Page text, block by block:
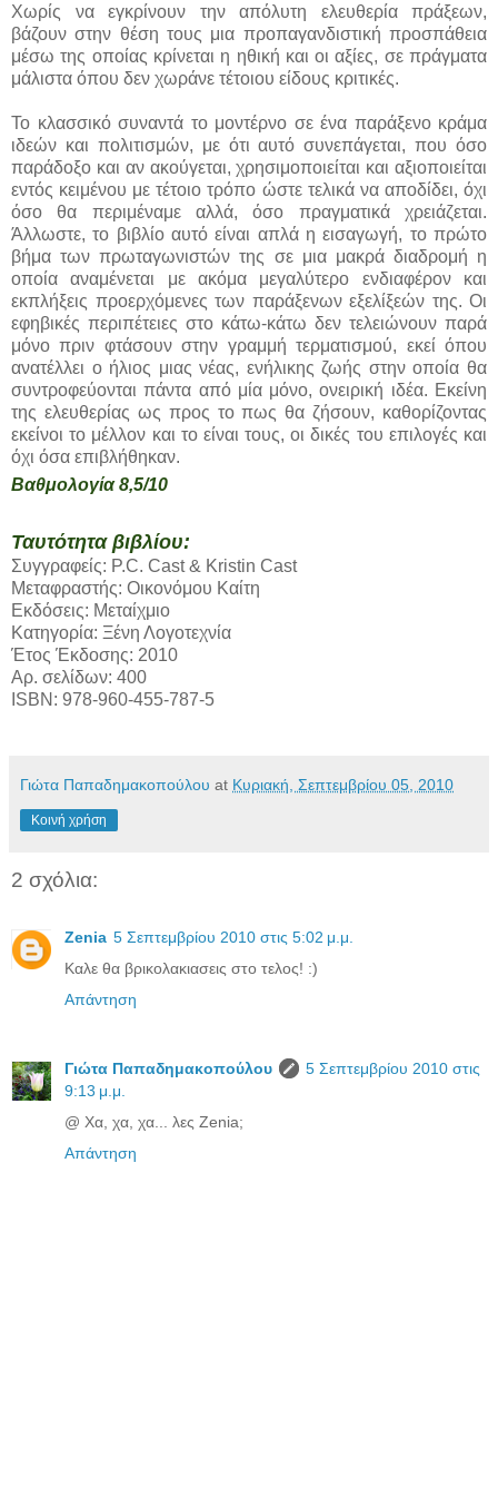
Χωρίς να εγκρίνουν την απόλυτη ελευθερία πράξεων,
βάζουν στην θέση τους μια προπαγανδιστική προσπάθεια
μέσω της οποίας κρίνεται η ηθική και οι αξίες, σε πράγματα
μάλιστα όπου δεν χωράνε τέτοιου είδους κριτικές.
Το κλασσικό συναντά το μοντέρνο σε ένα παράξενο κράμα
ιδεών και πολιτισμών, με ότι αυτό συνεπάγεται, που όσο
παράδοξο και αν ακούγεται, χρησιμοποιείται και αξιοποιείται
εντός κειμένου με τέτοιο τρόπο ώστε τελικά να αποδίδει, όχι
όσο θα περιμέναμε αλλά, όσο πραγματικά χρειάζεται.
Άλλωστε, το βιβλίο αυτό είναι απλά η εισαγωγή, το πρώτο
βήμα των πρωταγωνιστών της σε μια μακρά διαδρομή η
οποία αναμένεται με ακόμα μεγαλύτερο ενδιαφέρον και
εκπλήξεις προερχόμενες των παράξενων εξελίξεών της. Οι
εφηβικές περιπέτειες στο κάτω-κάτω δεν τελειώνουν παρά
μόνο πριν φτάσουν στην γραμμή τερματισμού, εκεί όπου
ανατέλλει ο ήλιος μιας νέας, ενήλικης ζωής στην οποία θα
συντροφεύονται πάντα από μία μόνο, ονειρική ιδέα. Εκείνη
της ελευθερίας ως προς το πως θα ζήσουν, καθορίζοντας
εκείνοι το μέλλον και το είναι τους, οι δικές του επιλογές και
όχι όσα επιβλήθηκαν.
Βαθμολογία 8,5/10
Ταυτότητα βιβλίου:
Συγγραφείς: P.C. Cast & Kristin Cast
Μεταφραστής: Οικονόμου Καίτη
Εκδόσεις: Μεταίχμιο
Κατηγορία: Ξένη Λογοτεχνία
Έτος Έκδοσης: 2010
Αρ. σελίδων: 400
ISBN: 978-960-455-787-5
Γιώτα Παπαδημακοπούλου at Κυριακή, Σεπτεμβρίου 05, 2010
Κοινή χρήση
2 σχόλια:
Zenia 5 Σεπτεμβρίου 2010 στις 5:02 μ.μ.
Καλε θα βρικολακιασεις στο τελος! :)
Απάντηση
Γιώτα Παπαδημακοπούλου
5 Σεπτεμβρίου 2010 στις
9:13 μ.μ.
@ Χα, χα, χα... λες Zenia;
Απάντηση